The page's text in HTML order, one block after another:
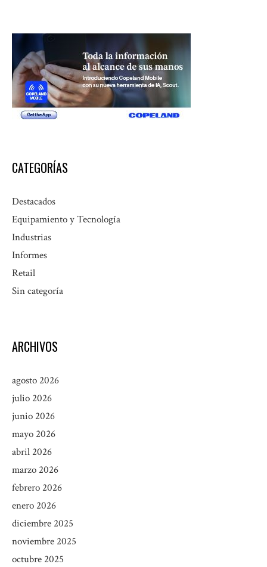
CATEGORÍAS
Destacados
Equipamiento y Tecnología
Industrias
Informes
Retail
Sin categoría
ARCHIVOS
agosto 2026
julio 2026
junio 2026
mayo 2026
abril 2026
marzo 2026
febrero 2026
enero 2026
diciembre 2025
noviembre 2025
octubre 2025